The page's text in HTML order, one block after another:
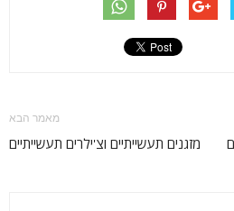
מאמר הבא
מזגנים תעשייתיים וצ'ילרים תעשייתיים